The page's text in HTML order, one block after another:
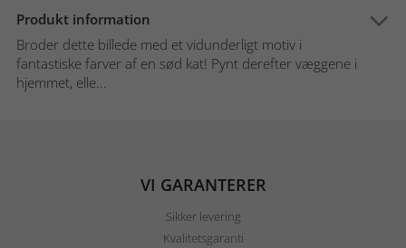
Produkt information
Broder dette billede med et vidunderligt motiv i
fantastiske farver af en sød kat! Pynt derefter væggene i
hjemmet, elle...
VI GARANTERER
Sikker levering
Kvalitetsgaranti